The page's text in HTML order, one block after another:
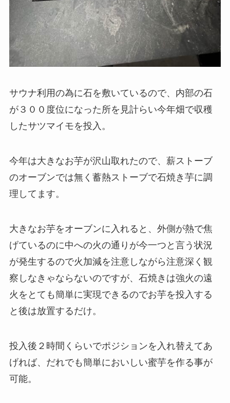
サウナ利用の為に石を敷いているので、内部の石
が３００度位になった所を見計らい今年畑で収穫
したサツマイモを投入。
今年は大きなお芋が沢山取れたので、薪ストーブ
のオーブンでは無く蓄熱ストーブで石焼き芋に調
理してます。
大きなお芋をオーブンに入れると、外側が熱で焦
げているのに中への火の通りが今一つと言う状況
が発生するので火加減を注意しながら注意深く観
察しなきゃならないのですが、石焼きは強火の遠
火をとても簡単に実現できるのでお芋を投入する
と後は放置するだけ。
投入後２時間くらいでポジションを入れ替えてあ
げれば、だれでも簡単においしい蜜芋を作る事が
可能。